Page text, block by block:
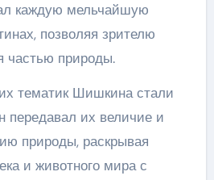
каждую мельчайшую
позволяя зрителю
частью природы.
тематик Шишкина стали
передавал их величие и
природы, раскрывая
и животного мира с